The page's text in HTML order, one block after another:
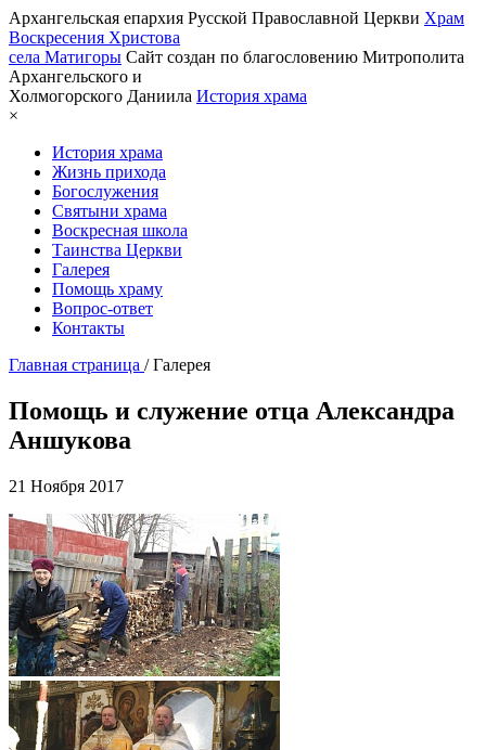
Архангельская епархия Русской Православной Церкви Храм
Воскресения Христова
села Матигоры Сайт создан по благословению Митрополита
Архангельского и
Холмогорского Даниила История храма
×
История храма
Жизнь прихода
Богослужения
Святыни храма
Воскресная школа
Таинства Церкви
Галерея
Помощь храму
Вопрос-ответ
Контакты
Главная страница /Галерея
Помощь и служение отца Александра
Аншукова
21 Ноября 2017